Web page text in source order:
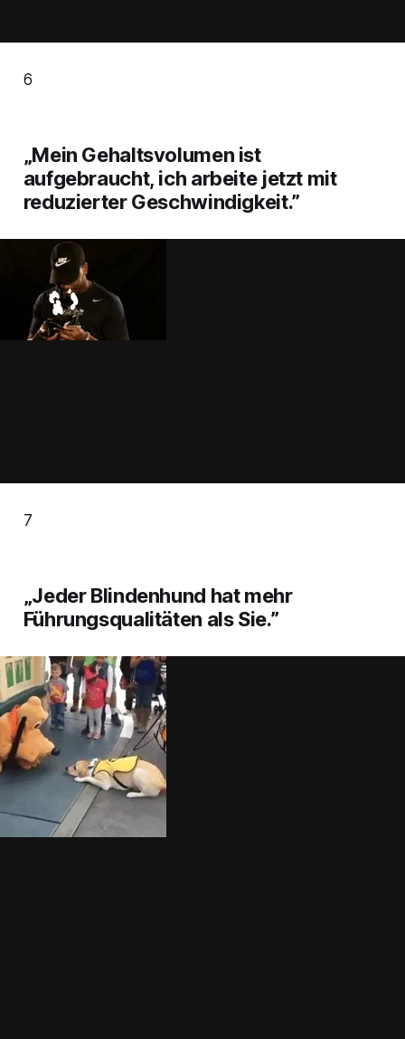
6
„Mein Gehaltsvolumen ist
aufgebraucht, ich arbeite jetzt mit
reduzierter Geschwindigkeit.”
7
„Jeder Blindenhund hat mehr
Führungsqualitäten als Sie.”